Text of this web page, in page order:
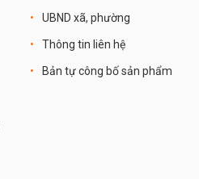
UBND xã, phường
Thông tin liên hệ
Bản tự công bố sản phẩm